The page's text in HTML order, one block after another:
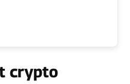
crypto